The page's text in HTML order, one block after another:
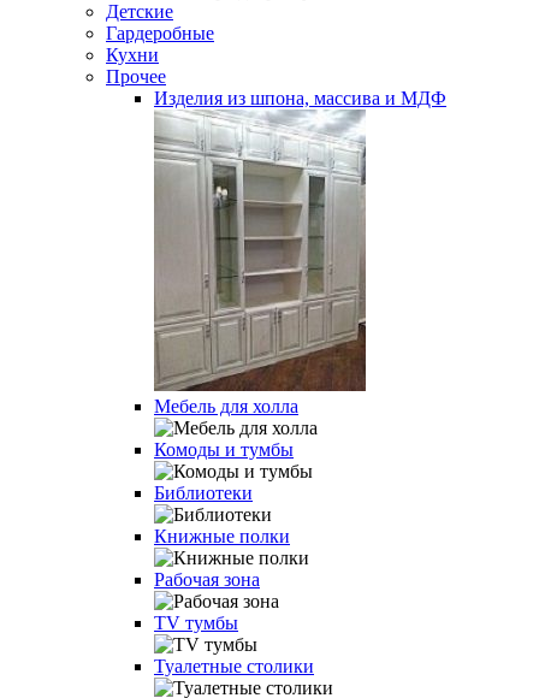
Детские
Гардеробные
Кухни
Прочее
Изделия из шпона, массива и МДФ
Мебель для холла
Комоды и тумбы
Библиотеки
Книжные полки
Рабочая зона
TV тумбы
Туалетные столики